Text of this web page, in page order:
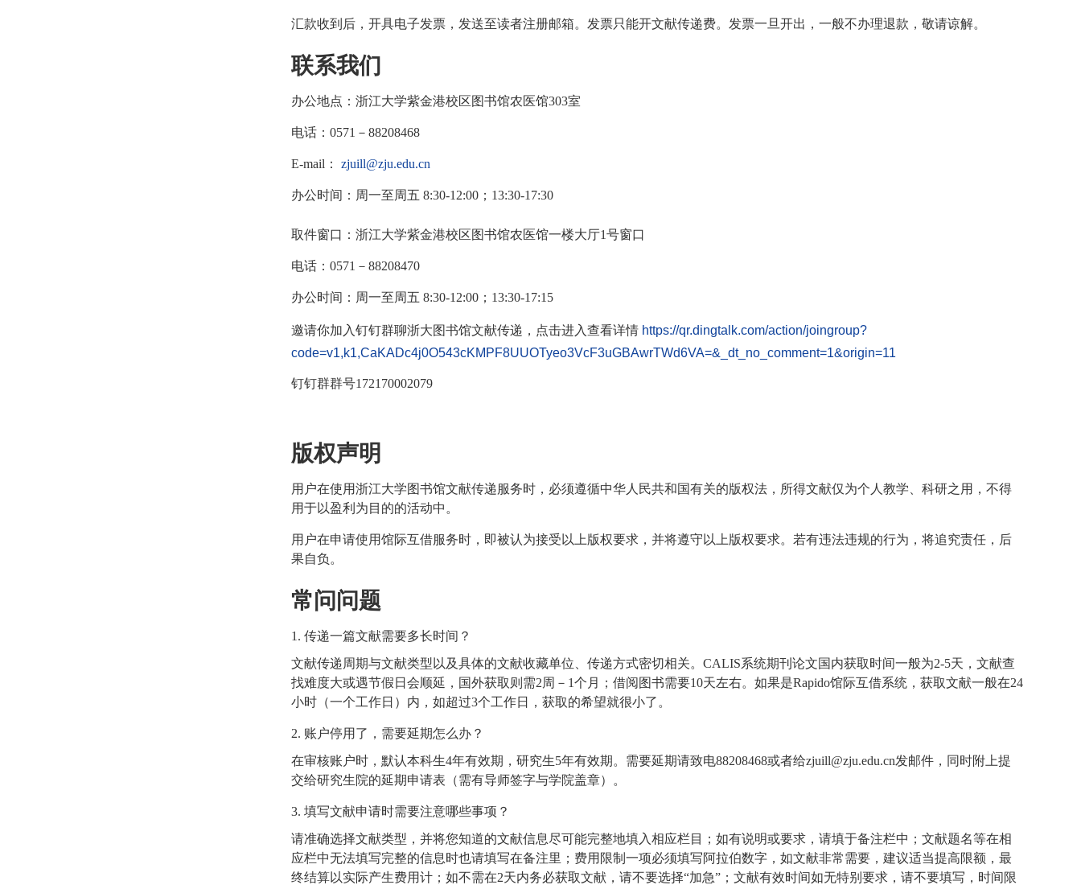
汇款收到后，开具电子发票，发送至读者注册邮箱。发票只能开文献传递费。发票一旦开出，一般不办理退款，敬请谅解。
联系我们
办公地点：浙江大学紫金港校区图书馆农医馆303室
电话： 0571 － 88208468
E-mail ： zjuill@zju.edu.cn
办公时间：周一至周五 8:30-12:00 ； 13:30-17:30
取件窗口：浙江大学紫金港校区图书馆农医馆一楼大厅1号窗口
电话： 0571 － 88208470
办公时间：周一至周五 8:30-12:00 ； 13:30-17:15
邀请你加入钉钉群聊浙大图书馆文献传递，点击进入查看详情 https://qr.dingtalk.com/action/joingroup?
code=v1,k1,CaKADc4j0O543cKMPF8UUOTyeo3VcF3uGBAwrTWd6VA=&_dt_no_comment=1&origin=11
钉钉群群号172170002079
版权声明
用户在使用浙江大学图书馆文献传递服务时，必须遵循中华人民共和国有关的版权法，所得文献仅为个人教学、科研之用，不得
用于以盈利为目的的活动中。
用户在申请使用馆际互借服务时，即被认为接受以上版权要求，并将遵守以上版权要求。若有违法违规的行为，将追究责任，后
果自负。
常问问题
1. 传递一篇文献需要多长时间？
文献传递周期与文献类型以及具体的文献收藏单位、传递方式密切相关。CALIS系统期刊论文国内获取时间一般为2-5天，文献查
找难度大或遇节假日会顺延，国外获取则需2周－ 1个月；借阅图书需要10天左右。如果是Rapido馆际互借系统，获取文献一般在24
小时（一个工作日）内，如超过3个工作日，获取的希望就很小了。
2. 账户停用了，需要延期怎么办？
在审核账户时，默认本科生4年有效期，研究生5年有效期。需要延期请致电88208468或者给zjuill@zju.edu.cn发邮件，同时附上提
交给研究生院的延期申请表（需有导师签字与学院盖章）。
3. 填写文献申请时需要注意哪些事项？
请准确选择文献类型，并将您知道的文献信息尽可能完整地填入相应栏目；如有说明或要求，请填于备注栏中；文献题名等在相
应栏中无法填写完整的信息时也请填写在备注里；费用限制一项必须填写阿拉伯数字，如文献非常需要，建议适当提高限额，最
终结算以实际产生费用计；如不需在2天内务必获取文献，请不要选择“加急” ；文献有效时间如无特别要求，请不要填写，时间限